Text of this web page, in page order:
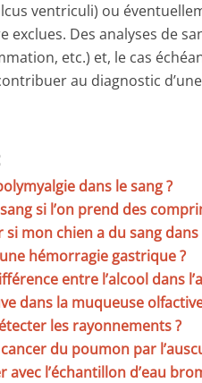
ventriculi) ou
exclues. Des analyses de
etc.) et, le cas
au diagnostic
dans le sang ?
si l’on prend des
mon chien a du sang dans
hémorragie gastrique ?
entre l’alcool dans
dans la muqueuse
les rayonnements ?
du poumon par
l’échantillon d’eau